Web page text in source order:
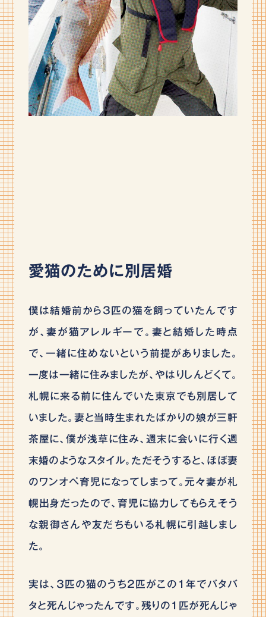
愛猫のために別居婚
僕は結婚前から3匹の猫を飼っていたんです
が、妻が猫アレルギーで。妻と結婚した時点
で、一緒に住めないという前提がありました。
一度は一緒に住みましたが、やはりしんどくて。
札幌に来る前に住んでいた東京でも別居して
いました。妻と当時生まれたばかりの娘が三軒
茶屋に、僕が浅草に住み、週末に会いに行く週
末婚のようなスタイル。ただそうすると、ほぼ妻
のワンオペ育児になってしまって。元々妻が札
幌出身だったので、育児に協力してもらえそう
な親御さんや友だちもいる札幌に引越しまし
た。
実は、3匹の猫のうち2匹がこの1年でバタバ
タと死んじゃったんです。残りの1匹が死んじゃ